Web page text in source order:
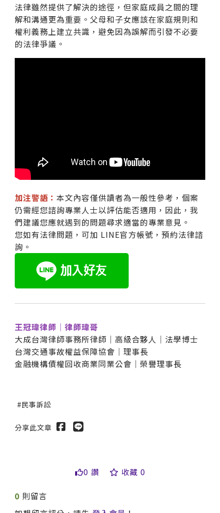
法律雖然提供了解決的途徑，但家庭成員之間的理
解和溝通更為重要。父母和子女應該在家庭規則和
權利義務上建立共識，避免因為誤解而引發不必要
的法律爭議。
加注警語： 本文內容僅供讀者為一般性參考，個案
仍需經您諮詢專業人士以評估能否適用，因此，我
們建議您應就遇到的問題尋求適當的專業意見。
您如有法律問題，可加 LINE官方帳號，預約法律諮
詢。
王冠瑋律師｜律師瑋哥
大成台灣律師事務所律師｜高級合夥人｜法學博士
台灣交通事故權益保障協會｜理事長
金融機構債權回收商業同業公會｜榮譽理事長
民事訴訟
分享此文章
0 讚 收藏 0
0 則留言